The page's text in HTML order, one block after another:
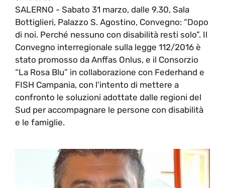
SALERNO - Sabato 31 marzo, dalle 9.30, Sala
Bottiglieri, Palazzo S. Agostino, Convegno: “Dopo
di noi. Perché nessuno con disabilità resti solo”. Il
Convegno interregionale sulla legge 112/2016 è
stato promosso da Anffas Onlus, e il Consorzio
“La Rosa Blu” in collaborazione con Federhand e
FISH Campania, con l'intento di mettere a
confronto le soluzioni adottate dalle regioni del
Sud per accompagnare le persone con disabilità
e le famiglie.